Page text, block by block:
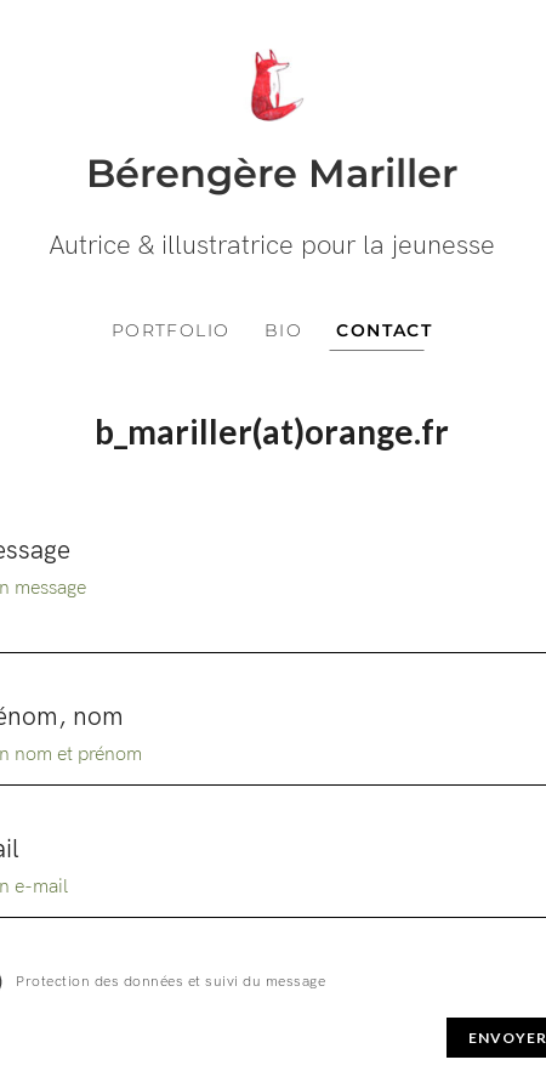
Bérengère Mariller
Autrice & illustratrice pour la jeunesse
PORTFOLIO BIO CONTACT
b_mariller(at)orange.fr
nom
Protection des données et suivi du message
ENVOYER